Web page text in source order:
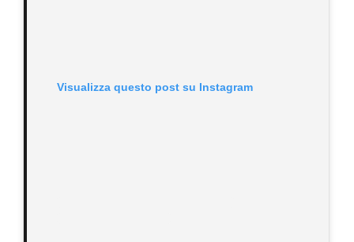
Visualizza questo post su Instagram